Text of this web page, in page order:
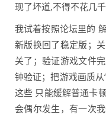
现了坏道,不得不花几
我试着按照论坛里的
新版换回了稳定版；
关了；验证游戏文件
钟验证；把游戏画质从
这些 只能缓解普通卡
会偶尔发生，有一次